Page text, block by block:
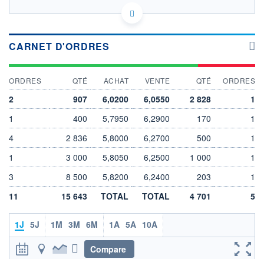
ES0105394003 TSK
Cotation sur les autres places
11h51 14h42
6,0
OUVERTURE CLÔTURE VEILLE
5,8800
+ HAUT + BAS
5,8000
VOLUME
98 428
CAPITAL ÉCHANGÉ
0,08%
VALORISATION
723 MEUR
DERNIER ÉCHANGE
CARNET D'ORDRES
ORDRES QTÉ ACHAT VENTE QTÉ ORDRES
2 907 6,0200 6,0550 2 828
1
1
400 5,7950 6,2900 170
1
4
2 836 5,8000 6,2700 500
1
1
3 000 5,8050 6,2500 1 000
1
3
8 500 5,8200 6,2400 203
1
11
15 643 TOTAL TOTAL 4 701 5
1J 5J 1M 3M 6M 1A 5A 10A
Compare